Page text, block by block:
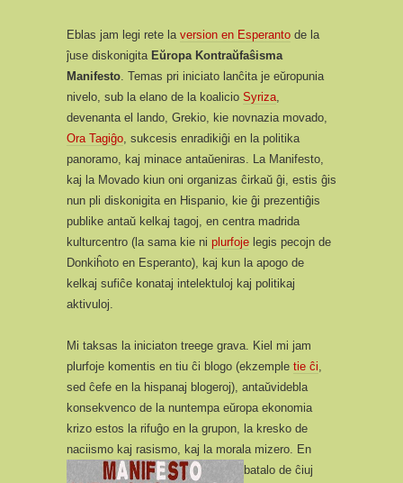
Eblas jam legi rete la version en Esperanto de la
ĵuse diskonigita Eŭropa Kontraŭfaŝisma
Manifesto. Temas pri iniciato lanĉita je eŭropunia
nivelo, sub la elano de la koalicio Syriza,
devenanta el lando, Grekio, kie novnazia movado,
Ora Tagiĝo, sukcesis enradikiĝi en la politika
panoramo, kaj minace antaŭeniras. La Manifesto,
kaj la Movado kiun oni organizas ĉirkaŭ ĝi, estis ĝis
nun pli diskonigita en Hispanio, kie ĝi prezentiĝis
publike antaŭ kelkaj tagoj, en centra madrida
kulturcentro (la sama kie ni plurfoje legis pecojn de
Donkiĥoto en Esperanto), kaj kun la apogo de
kelkaj sufiĉe konataj intelektuloj kaj politikaj
aktivuloj.
Mi taksas la iniciaton treege grava. Kiel mi jam
plurfoje komentis en tiu ĉi blogo (ekzemple tie ĉi,
sed ĉefe en la hispanaj blogeroj), antaŭvidebla
konsekvenco de la nuntempa eŭropa ekonomia
krizo estos la rifuĝo en la grupon, la kresko de
naciismo kaj rasismo, kaj la morala mizero. En
batalo de ĉiuj